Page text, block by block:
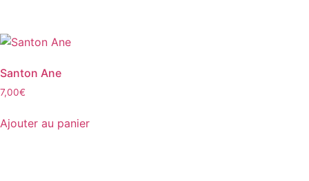
Santon Ane
7,00€
Ajouter au panier